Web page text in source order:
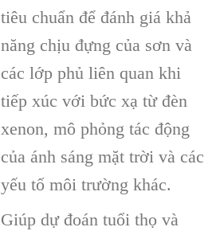
tiêu chuẩn để đánh giá khả
năng chịu đựng của sơn và
các lớp phủ liên quan khi
tiếp xúc với bức xạ từ đèn
xenon, mô phỏng tác động
của ánh sáng mặt trời và các
yếu tố môi trường khác.
Giúp dự đoán tuổi thọ và